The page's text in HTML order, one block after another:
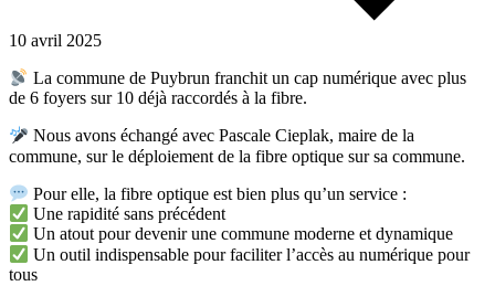
10 avril 2025
La commune de Puybrun franchit un cap numérique avec plus
de 6 foyers sur 10 déjà raccordés à la fibre.
Nous avons échangé avec Pascale Cieplak, maire de la
commune, sur le déploiement de la fibre optique sur sa commune.
Pour elle, la fibre optique est bien plus qu’un service :
Une rapidité sans précédent
Un atout pour devenir une commune moderne et dynamique
Un outil indispensable pour faciliter l’accès au numérique pour
tous